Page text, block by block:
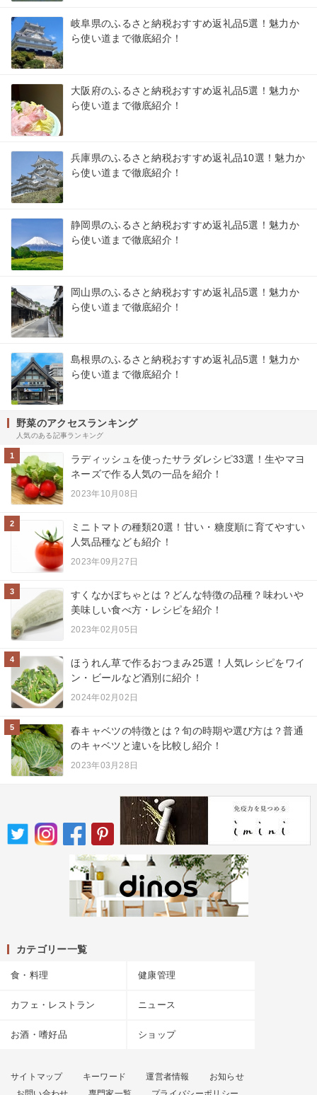
岐阜県のふるさと納税おすすめ返礼品5選！魅力か
ら使い道まで徹底紹介！
大阪府のふるさと納税おすすめ返礼品5選！魅力か
ら使い道まで徹底紹介！
兵庫県のふるさと納税おすすめ返礼品10選！魅力か
ら使い道まで徹底紹介！
静岡県のふるさと納税おすすめ返礼品5選！魅力か
ら使い道まで徹底紹介！
岡山県のふるさと納税おすすめ返礼品5選！魅力か
ら使い道まで徹底紹介！
島根県のふるさと納税おすすめ返礼品5選！魅力か
ら使い道まで徹底紹介！
野菜のアクセスランキング
人気のある記事ランキング
1
ラディッシュを使ったサラダレシピ33選！生やマヨ
ネーズで作る人気の一品を紹介！
2023年10月08日
2
ミニトマトの種類20選！甘い・糖度順に育てやすい
人気品種なども紹介！
2023年09月27日
3
すくなかぼちゃとは？どんな特徴の品種？味わいや
美味しい食べ方・レシピを紹介！
2023年02月05日
4
ほうれん草で作るおつまみ25選！人気レシピをワイ
ン・ビールなど酒別に紹介！
2024年02月02日
5
春キャベツの特徴とは？旬の時期や選び方は？普通
のキャベツと違いを比較し紹介！
2023年03月28日
カテゴリー一覧
食・料理 健康管理
カフェ・レストラン ニュース
お酒・嗜好品 ショップ
サイトマップ キーワード 運営者情報
お知らせ